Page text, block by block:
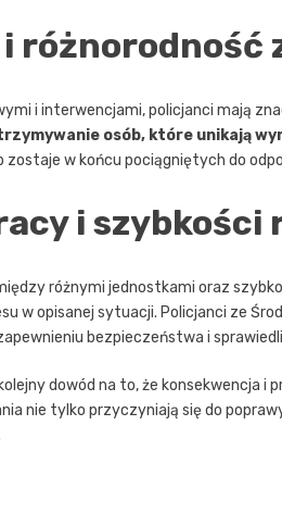
różnorodność
i interwencjami, policjanci mają
osób, które unikają
w końcu pociągniętych do
i szybkości
różnymi jednostkami oraz
w opisanej sytuacji. Policjanci ze
bezpieczeństwa i
dowód na to, że konsekwencja i
nie tylko przyczyniają się do